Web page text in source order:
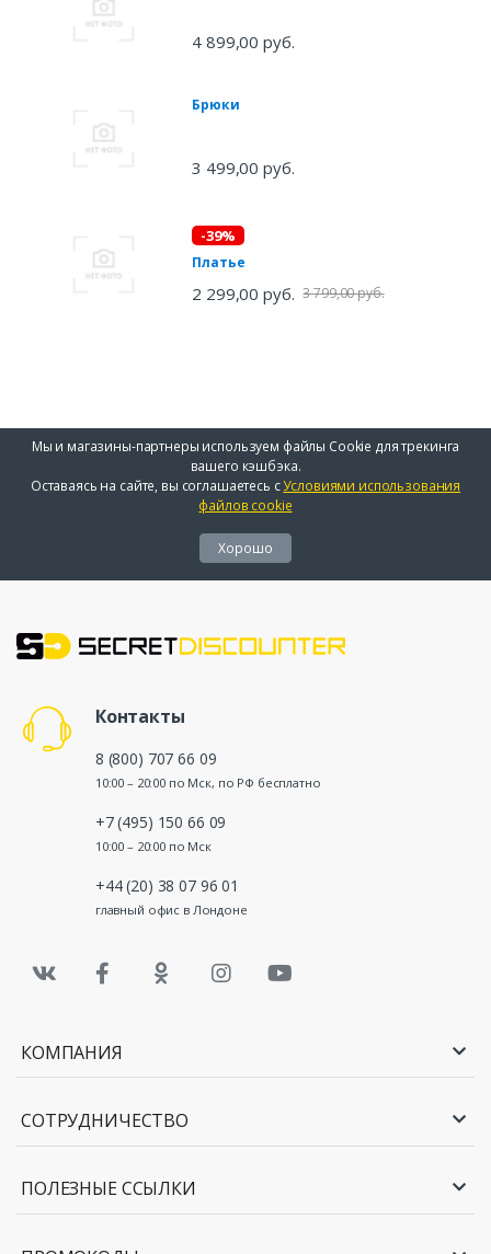
4 899,00 руб.
Брюки
3 499,00 руб.
-39%
Платье
2 299,00 руб. 3 799,00 руб.
Мы и магазины-партнеры используем файлы Cookie для трекинга
вашего кэшбэка.
Оставаясь на сайте, вы соглашаетесь сУсловиями использования
файлов cookie
Хорошо
Контакты
8 (800) 707 66 09
10:00 – 20:00 по Мск, по РФ бесплатно
+7 (495) 150 66 09
10:00 – 20:00 по Мск
+44 (20) 38 07 96 01
главный офис в Лондоне
КОМПАНИЯ
СОТРУДНИЧЕСТВО
ПОЛЕЗНЫЕ ССЫЛКИ